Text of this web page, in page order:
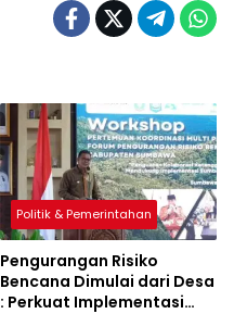
Politik & Pemerintahan
Pengurangan Risiko
Bencana Dimulai dari Desa
: Perkuat Implementasi